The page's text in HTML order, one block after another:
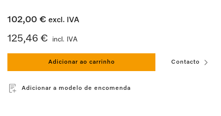
102,00 € excl. IVA
125,46 € incl. IVA
Adicionar ao carrinho Contacto
Adicionar a modelo de encomenda